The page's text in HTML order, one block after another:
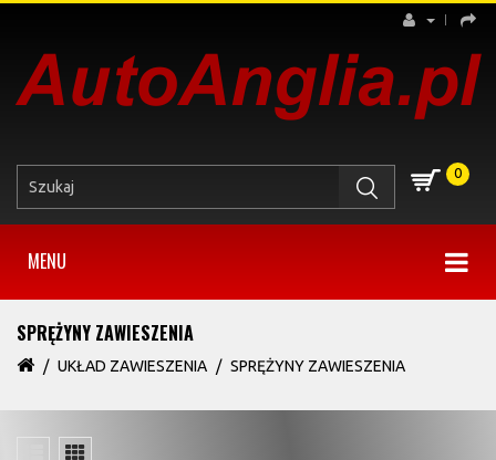
0
MENU
SPRĘŻYNY ZAWIESZENIA
UKŁAD ZAWIESZENIA SPRĘŻYNY ZAWIESZENIA